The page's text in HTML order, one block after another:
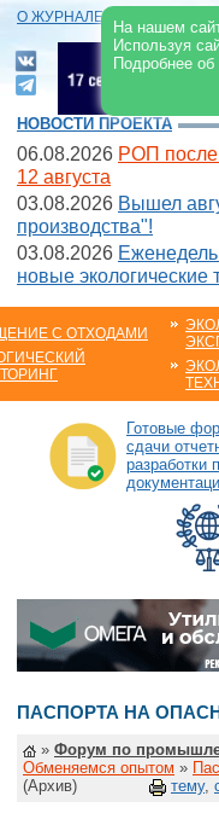
На нашем
Используя
Подробнее
О ЖУРНАЛЕ |
НОВОСТИ ПРОЕКТА
06.08.2026 РОП после
12 августа
03.08.2026 Вышел
производства"!
03.08.2026
новые экологические
С ОТХОДАМИ
Готовые
сдачи
разработки
ПАСПОРТА НА
» Форум по
Обменяемся опытом »
(Архив)
тему,